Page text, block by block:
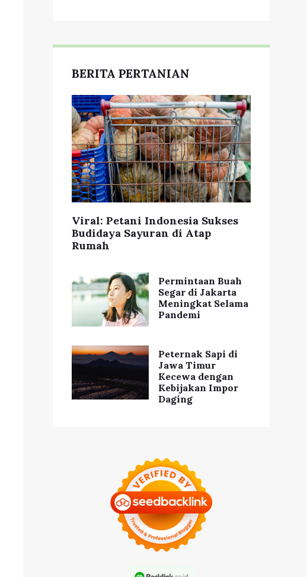
Tips Makeup Natural
agar Tetap Sehat dan
Cantik
Rahasia Keindahan
Kulit Alami yang
Harus Anda Ketahui
Kecak di Pura Uluwatu
dengan Komodo di
Pulau Rinca
BERITA PERTANIAN
Viral: Petani Indonesia Sukses
Budidaya Sayuran di Atap
Rumah
Permintaan Buah
Segar di Jakarta
Meningkat Selama
Pandemi
Peternak Sapi di
Jawa Timur
Kecewa dengan
Kebijakan Impor
Daging